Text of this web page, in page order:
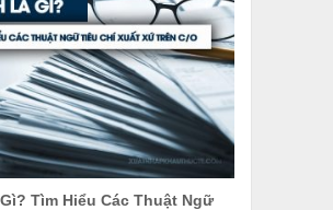
Tìm Hiểu Các Thuật Ngữ